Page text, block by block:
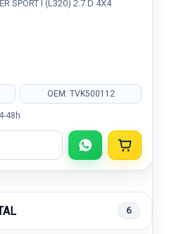
SPORT I (L320) 2.7 D 4X4
OEM: TVK500112
48h
6